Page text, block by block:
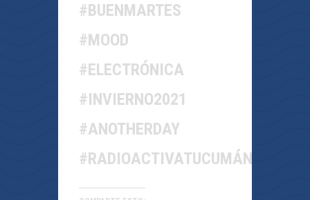
#BUENMARTES
#MOOD
#ELECTRÓNICA
#INVIERNO2021
#ANOTHERDAY
#RADIOACTIVATUCUMÁN